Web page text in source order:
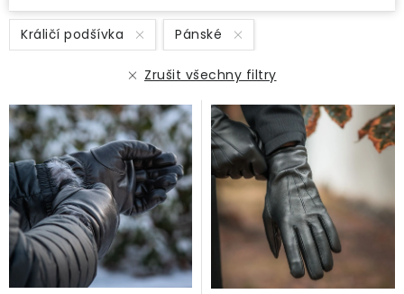
V
ý
i
s
p
r
o
d
u
k
Králičí podšívka Pánské
Zrušit všechny filtry